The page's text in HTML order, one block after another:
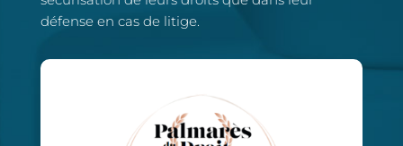
défense en cas de litige.